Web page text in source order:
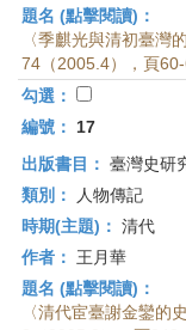
題名 (點擊閱讀)：
〈季麒光與清初臺灣
74（2005.4），頁60-
勾選：
編號：
17
出版書目： 臺灣史研
類別：
人物傳記
時期(主題)： 清代
作者：
王月華
題名 (點擊閱讀)：
〈清代宦臺謝金鑾的